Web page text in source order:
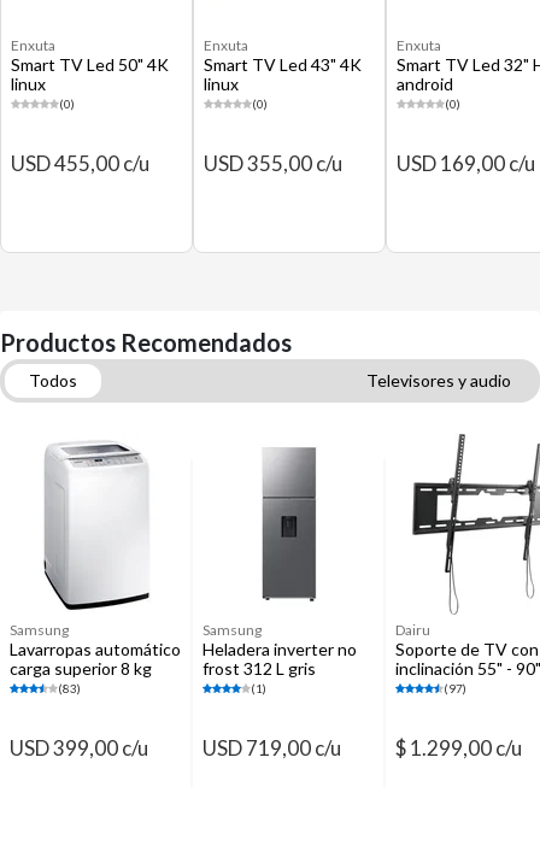
Enxuta
Smart TV Led 50" 4K
linux
(0)
USD 455,00 c/u
Enxuta
Smart TV Led 43" 4K
linux
(0)
USD 355,00 c/u
Enxuta
Smart TV Led 32"
android
(0)
USD 169,00 c/u
Productos Recomendados
Todos
Televisores y audio
Heladeras y Freezers
Licuadoras
Freidoras y vaporeras
Racks TV, aparadores y recibidores
Samsung
Lavarropas automático
carga superior 8 kg
blanco(83)
USD 399,00 c/u
Samsung
Heladera inverter no
frost 312 L gris
SART31DG5220S9
(1)
USD 719,00 c/u
Dairu
Soporte de TV con
inclinación 55" - 90"
(97)
$ 1.299,00 c/u